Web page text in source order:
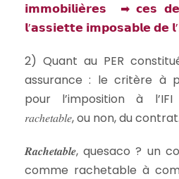
𝗶𝗺𝗺𝗼𝗯𝗶𝗹𝗶𝗲̀𝗿𝗲𝘀 ➡ 𝗰𝗲𝘀
𝗹’𝗮𝘀𝘀𝗶𝗲𝘁𝘁𝗲 𝗶𝗺𝗽𝗼𝘀𝗮𝗯𝗹𝗲 𝗱𝗲
2) Quant au PER
assurance : le critère à
pour l’imposition à
𝑟𝑎𝑐ℎ𝑒𝑡𝑎𝑏𝑙𝑒, ou non, du contrat.
𝑹𝒂𝒄𝒉𝒆𝒕𝒂𝒃𝒍𝒆, quesaco ? un
comme rachetable à